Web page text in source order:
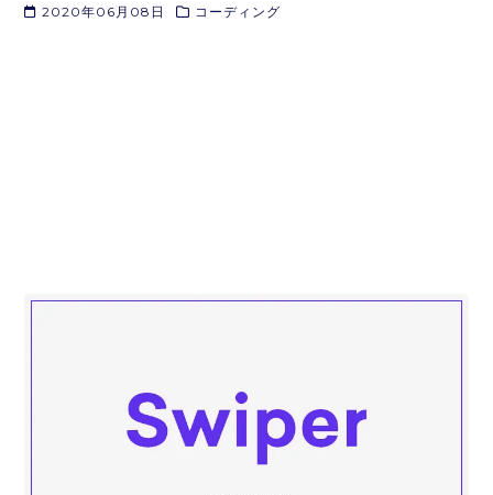
2020年06月08日 コーディング